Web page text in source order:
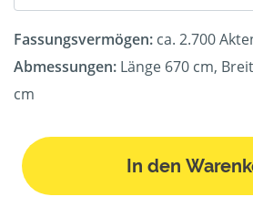
Fassungsvermögen: ca. 2.700
Abmessungen: Länge 670 cm,
cm
In den